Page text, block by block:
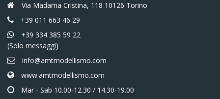
Via Madama Cristina, 118 10126 Torino
+39 011 663 46 29
+39 334 385 59 22
(Solo messaggi)
info@amtmodellismo.com
www.amtmodellismo.com
Mar - Sab 10.00-12.30 / 14.30-19.00